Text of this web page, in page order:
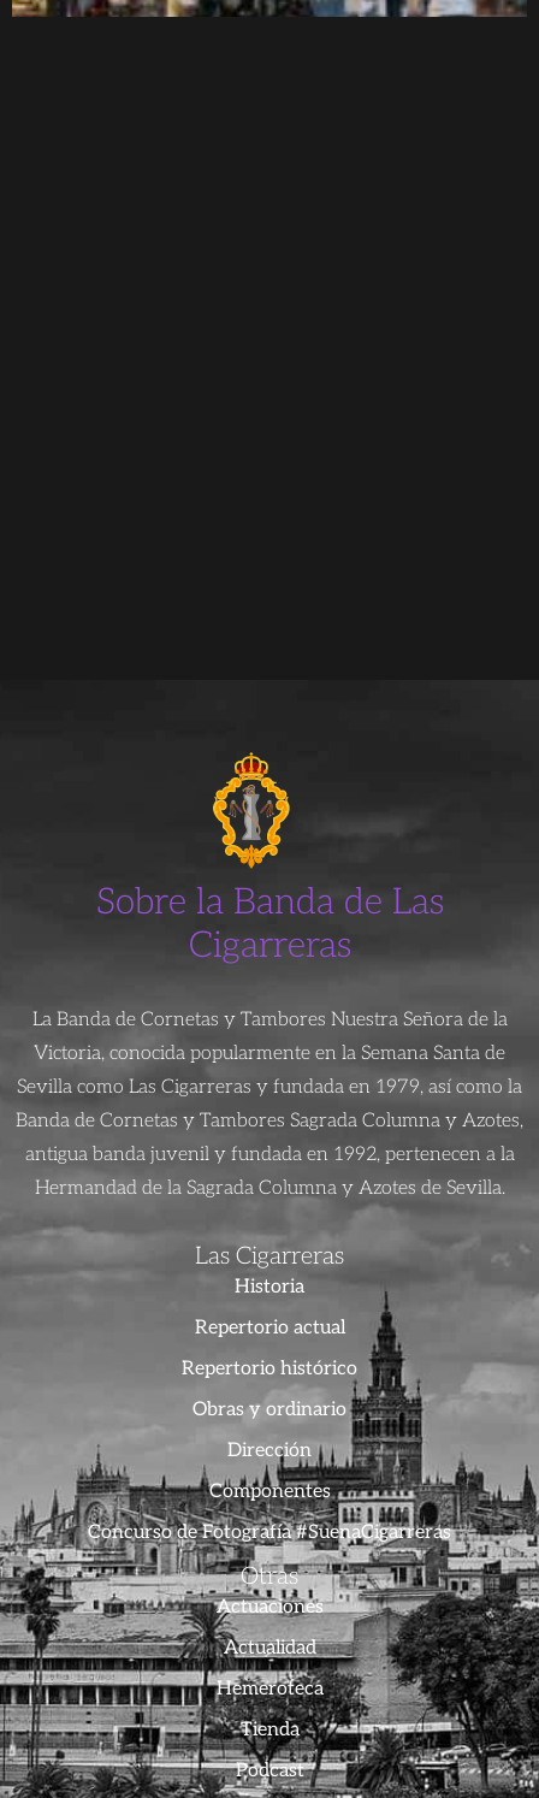
Sobre la Banda de Las
Cigarreras
La Banda de Cornetas y Tambores Nuestra Señora de la
Victoria, conocida popularmente en la Semana Santa de
Sevilla como Las Cigarreras y fundada en 1979, así como la
Banda de Cornetas y Tambores Sagrada Columna y Azotes,
antigua banda juvenil y fundada en 1992, pertenecen a la
Hermandad de la Sagrada Columna y Azotes de Sevilla.
Las Cigarreras
Historia
Repertorio actual
Repertorio histórico
Obras y ordinario
Dirección
Componentes
Concurso de Fotografía #SuenaCigarreras
Otras
Actuaciones
Actualidad
Hemeroteca
Tienda
Podcast